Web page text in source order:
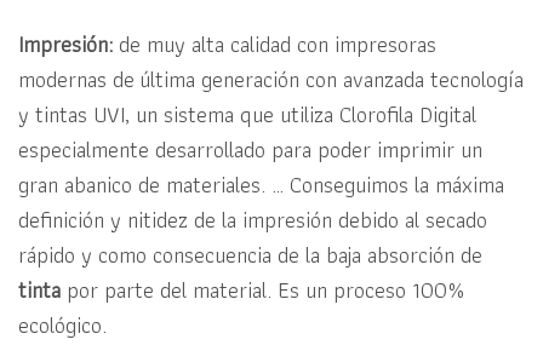
Impresión: de muy alta calidad con impresoras
modernas de última generación con avanzada tecnología
y tintas UVI, un sistema que utiliza Clorofila Digital
especialmente desarrollado para poder imprimir un
gran abanico de materiales. … Conseguimos la máxima
definición y nitidez de la impresión debido al secado
rápido y como consecuencia de la baja absorción de
tinta por parte del material. Es un proceso 100%
ecológico.